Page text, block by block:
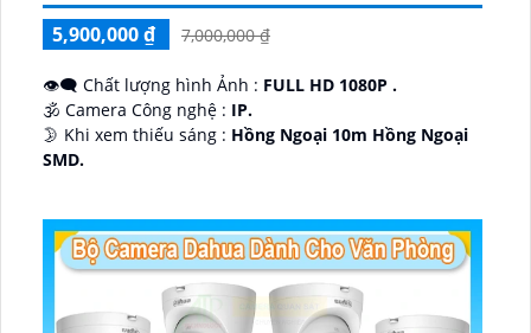
5,900,000 ₫
7,000,000 ₫
👁️‍🗨 Chất lượng hình Ảnh : FULL HD 1080P .
🕉️ Camera Công nghệ : IP.
🌛 Khi xem thiếu sáng : Hồng Ngoại 10m Hồng Ngoại
SMD.